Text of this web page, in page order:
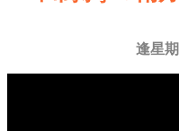
逢星